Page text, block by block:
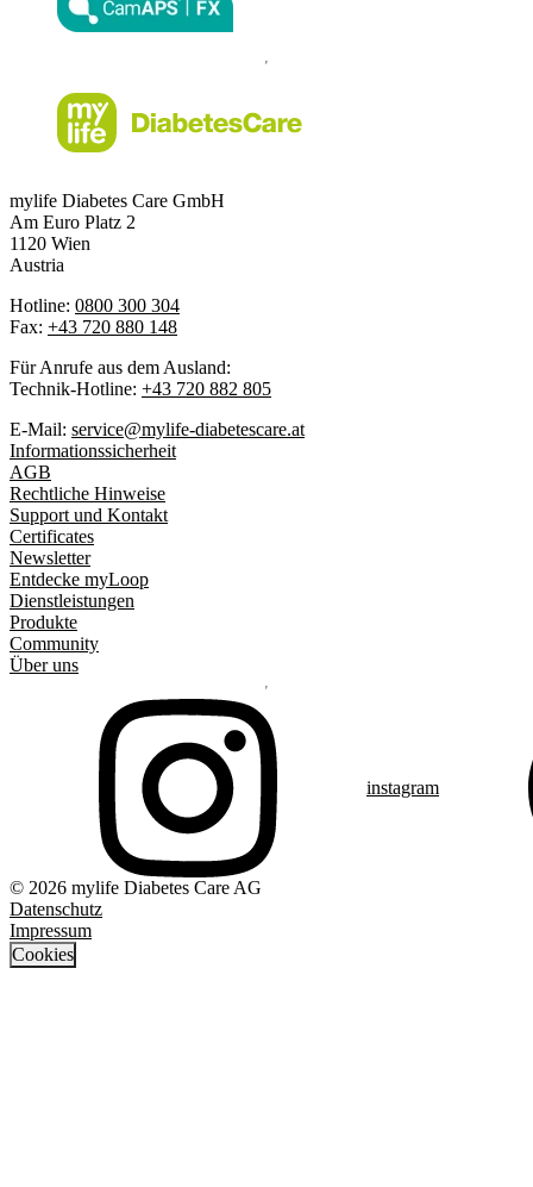
mylife Diabetes Care GmbH
Am Euro Platz 2
1120 Wien
Austria
Hotline: 0800 300 304
Fax: +43 720 880 148
Für Anrufe aus dem Ausland:
Technik-Hotline: +43 720 882 805
E-Mail: service@mylife-diabetescare.at
Informationssicherheit
AGB
Rechtliche Hinweise
Support und Kontakt
Certificates
Newsletter
Entdecke myLoop
Dienstleistungen
Produkte
Community
Über uns
instagram
© 2026 mylife Diabetes Care AG
Datenschutz
Impressum
Cookies